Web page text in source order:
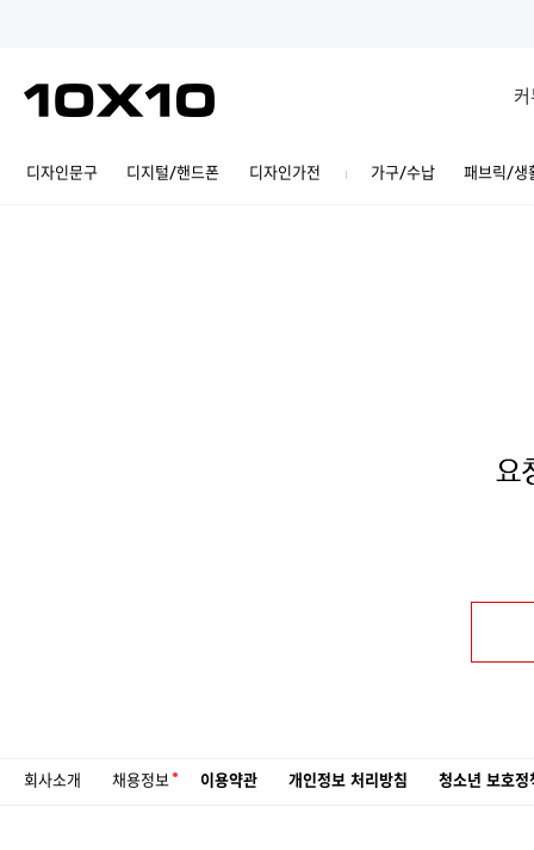
디자인문구 디지털/핸드폰 디자인가전 가구/수납 패브릭/생
회사소개 채용정보 이용약관 개인정보 처리방침 청소년 보호정